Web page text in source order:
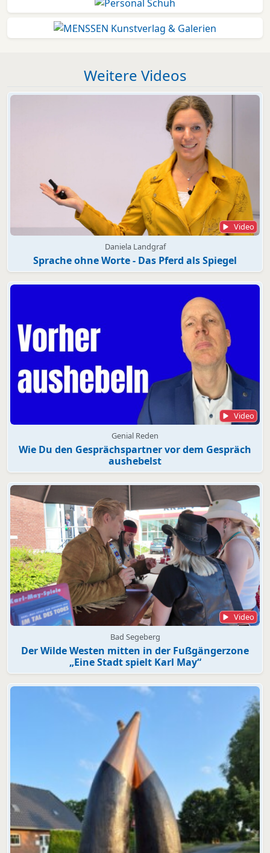
Weitere Videos
Video
Daniela Landgraf
Sprache ohne Worte - Das Pferd als Spiegel
Video
Genial Reden
Wie Du den Gesprächspartner vor dem Gespräch
aushebelst
Video
Bad Segeberg
Der Wilde Westen mitten in der Fußgängerzone
„Eine Stadt spielt Karl May“